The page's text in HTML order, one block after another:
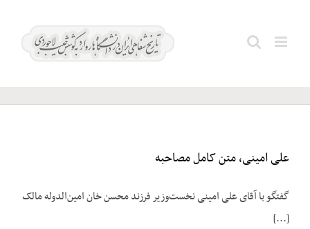
علی
علی امینی، متن کامل مصاحبه
گفتگو با آقای علی امینی نخست‌وزیر فرزند محسن خان امین‌الدوله مالک
[...]